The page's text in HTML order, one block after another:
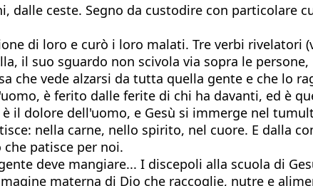
dalle ceste. Segno da custodire con particolare
di loro e curò i loro malati. Tre verbi
il suo sguardo non scivola via sopra le
che vede alzarsi da tutta quella gente e che lo
è ferito dalle ferite di chi ha davanti, ed è
il dolore dell'uomo, e Gesù si immerge nel
nella carne, nello spirito, nel cuore. E dalla
patisce per noi.
deve mangiare... I discepoli alla scuola di
materna di Dio che raccoglie, nutre e